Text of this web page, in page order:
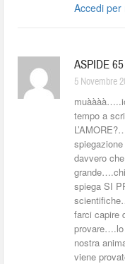
Accedi
ASPIDE 65
5 Novembre
tempo a
davvero
spiega SI
farci capire
provare….lo
nostra
viene